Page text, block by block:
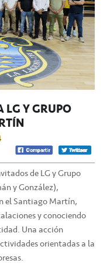
LG Y GRUPO
de LG y Grupo
y González),
el Santiago Martín,
y conociendo
Una acción
orientadas a la